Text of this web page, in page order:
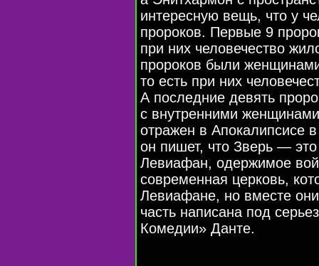
интересную вещь, что у
пророков. Первые 9
при них человечество
пророков были
то есть при них
А последние девять
с внутренними
отражен в Апокалипсисе
он пишет, что Зверь —
Левиафан, одержимое
современная церковь,
Левиафане, но вместе
часть написана под
Комедии» Данте.